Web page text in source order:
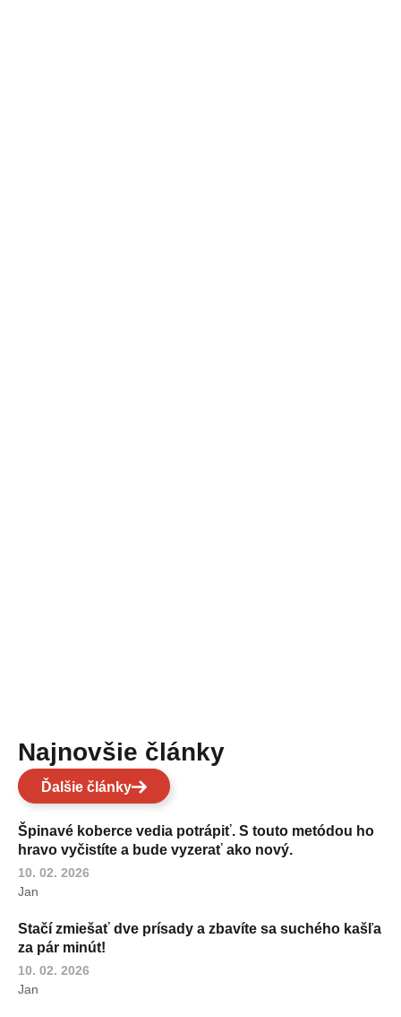
Najnovšie články
Ďalšie články
Špinavé koberce vedia potrápiť. S touto metódou ho
hravo vyčistíte a bude vyzerať ako nový.
10. 02. 2026
Jan
Stačí zmiešať dve prísady a zbavíte sa suchého kašľa
za pár minút!
10. 02. 2026
Jan